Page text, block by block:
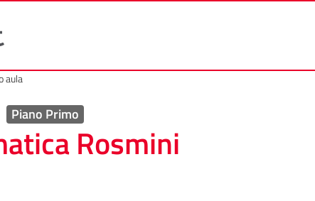
aula
Piano Primo
Rosmini